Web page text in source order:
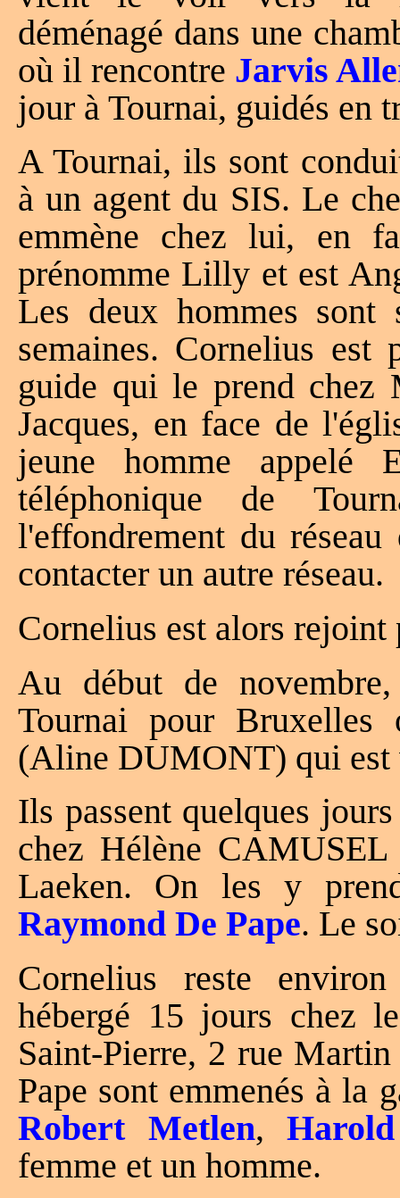
déménagé dans une
où il rencontre Jarvis
jour à Tournai, guidés en
A Tournai, ils sont
à un agent du SIS. Le
emmène chez lui, en
prénomme Lilly et est
Les deux hommes sont
semaines. Cornelius est
guide qui le prend
Jacques, en face de
jeune homme appelé
téléphonique de
l'effondrement du
contacter un autre réseau.
Cornelius est alors
Au début de
Tournai pour
(Aline DUMONT) qui est
Ils passent quelques
chez Hélène
Laeken. On les y
Raymond De Pape. Le
Cornelius reste
hébergé 15 jours chez
Saint-Pierre, 2 rue
Pape sont emmenés à
Robert Metlen,
femme et un homme.